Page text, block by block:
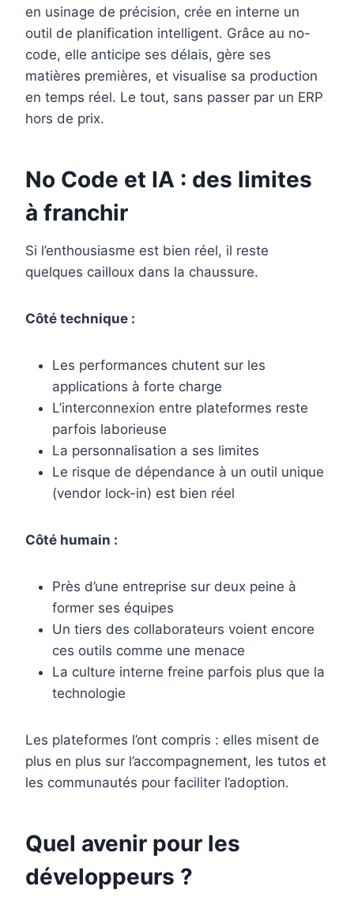
en usinage de précision, crée en interne un
outil de planification intelligent. Grâce au no-
code, elle anticipe ses délais, gère ses
matières premières, et visualise sa production
en temps réel. Le tout, sans passer par un ERP
hors de prix.
No Code et IA : des limites
à franchir
Si l’enthousiasme est bien réel, il reste
quelques cailloux dans la chaussure.
Côté technique :
Les performances chutent sur les
applications à forte charge
L’interconnexion entre plateformes reste
parfois laborieuse
La personnalisation a ses limites
Le risque de dépendance à un outil unique
(vendor lock-in) est bien réel
Côté humain :
Près d’une entreprise sur deux peine à
former ses équipes
Un tiers des collaborateurs voient encore
ces outils comme une menace
La culture interne freine parfois plus que la
technologie
Les plateformes l’ont compris : elles misent de
plus en plus sur l’accompagnement, les tutos et
les communautés pour faciliter l’adoption.
Quel avenir pour les
développeurs ?